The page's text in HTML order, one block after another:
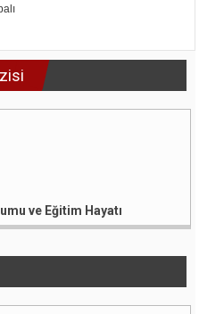
ve Eğitim Hayatı